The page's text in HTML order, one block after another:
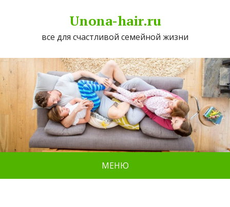
Unona-hair.ru
все для счастливой семейной жизни
МЕНЮ